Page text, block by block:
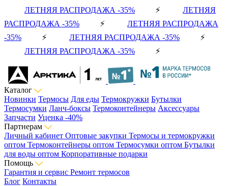
ЛЕТНЯЯ РАСПРОДАЖА -35% ⚡ ЛЕТНЯЯ
РАСПРОДАЖА -35% ⚡ ЛЕТНЯЯ РАСПРОДАЖА
-35% ⚡ ЛЕТНЯЯ РАСПРОДАЖА -35% ⚡
ЛЕТНЯЯ РАСПРОДАЖА -35% ⚡
Каталог
Новинки Термосы Для еды Термокружки Бутылки
Термосумки Ланч-боксы Термоконтейнеры Аксессуары
Запчасти Уценка -40%
Партнерам
Личный кабинет Оптовые закупки Термосы и термокружки
оптом Термоконтейнеры оптом Термосумки оптом Бутылки
для воды оптом Корпоративные подарки
Помощь
Гарантия и сервис Ремонт термосов
Блог Контакты